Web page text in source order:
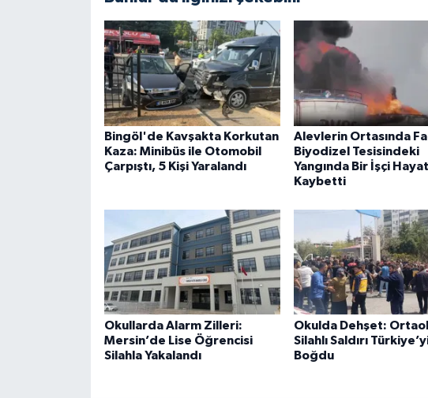
Bingöl'de Kavşakta Korkutan
Kaza: Minibüs ile Otomobil
Çarpıştı, 5 Kişi Yaralandı
Alevlerin Ortasında
Biyodizel Tesisindeki
Yangında Bir İşçi
Kaybetti
Okullarda Alarm Zilleri:
Mersin’de Lise Öğrencisi
Silahla Yakalandı
Okulda Dehşet:
Silahlı Saldırı
Boğdu